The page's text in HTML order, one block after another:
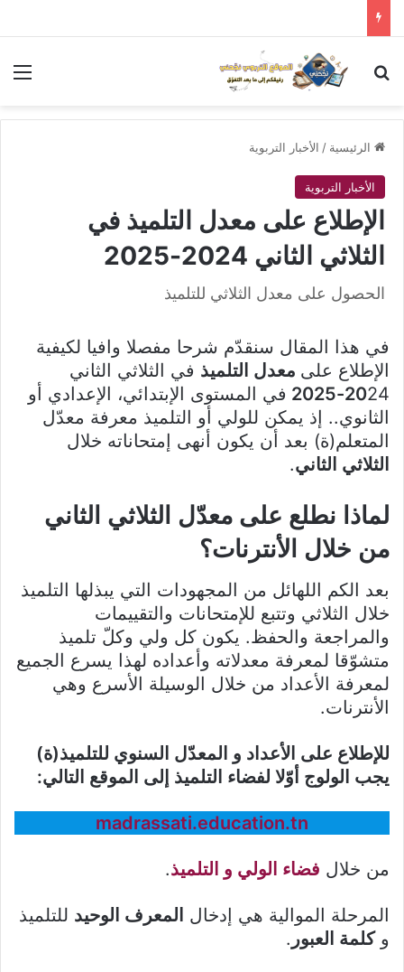
بحث عن
الرئيسية / الأخبار التربوية
الأخبار التربوية
الإطلاع على معدل التلميذ في
الثلاثي الثاني 2024-2025
الحصول على معدل الثلاثي للتلميذ
في هذا المقال سنقدّم شرحا مفصلا وافيا لكيفية
الإطلاع على معدل التلميذ في الثلاثي الثاني
2024
-2025
في المستوى الإبتدائي، الإعدادي أو
الثانوي.. إذ يمكن للولي أو التلميذ معرفة معدّل
المتعلم(ة) بعد أن يكون أنهى إمتحاناته خلال
الثلاثي الثاني.
لماذا نطلع على معدّل الثلاثي الثاني
من خلال الأنترنات؟
بعد الكم اللهائل من المجهودات التي يبذلها التلميذ
خلال الثلاثي وتتبع للإمتحانات والتقييمات
والمراجعة والحفظ. يكون كل ولي وكلّ تلميذ
متشوّقا لمعرفة معدلاته وأعداده لهذا يسرع الجميع
لمعرفة الأعداد من خلال الوسيلة الأسرع وهي
الأنترنات.
للإطلاع على الأعداد و المعدّل السنوي للتلميذ(ة)
يجب الولوج أوّلا لفضاء التلميذ إلى الموقع التالي:
madrassati.education.tn
من خلال فضاء الولي و التلميذ.
المرحلة الموالية هي إدخال المعرف الوحيد للتلميذ
وكلمة العبور .